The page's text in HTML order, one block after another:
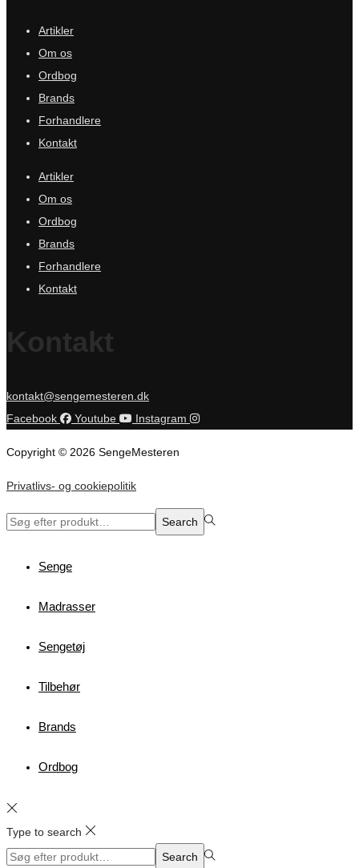
Artikler
Om os
Ordbog
Brands
Forhandlere
Kontakt
Artikler
Om os
Ordbog
Brands
Forhandlere
Kontakt
Kontakt
kontakt@sengemesteren.dk
Facebook
Youtube Instagram
Copyright © 2026 SengeMesteren
Privatlivs- og cookiepolitik
Search
Search
Senge
Madrasser
Sengetøj
Tilbehør
Brands
Ordbog
Type to search
Search
Search